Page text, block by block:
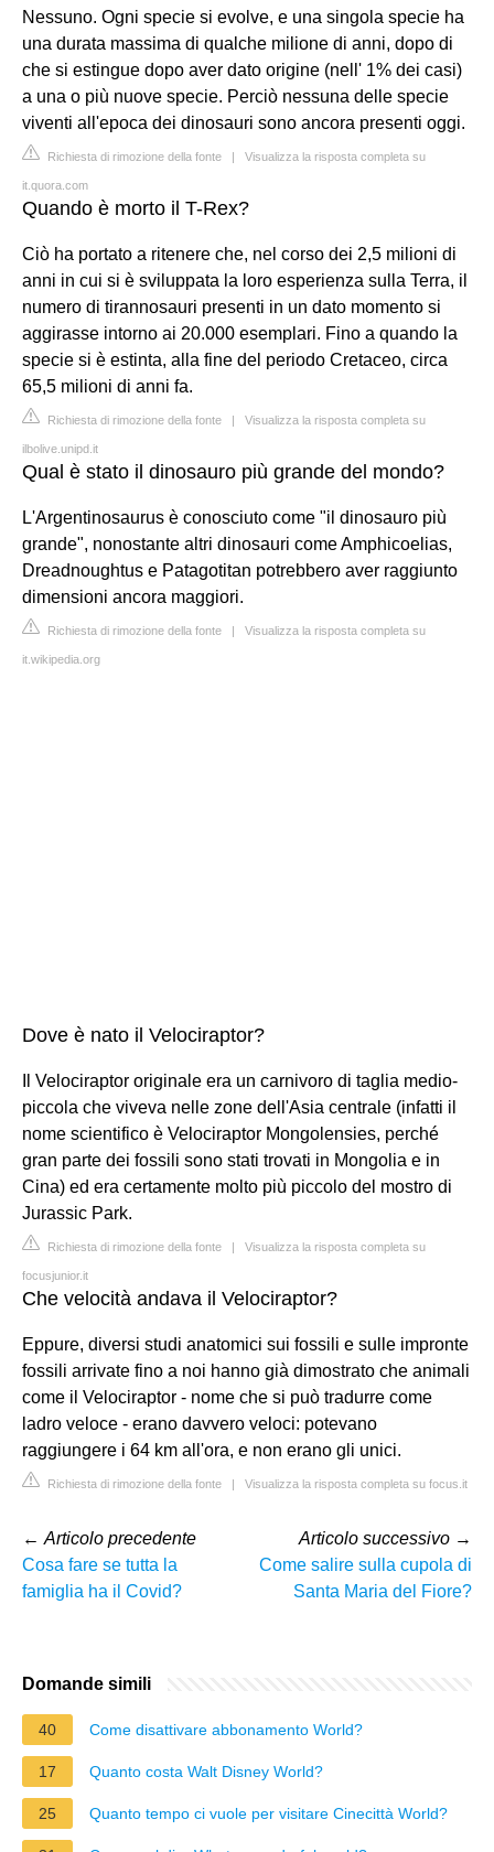
Nessuno. Ogni specie si evolve, e una singola specie ha
una durata massima di qualche milione di anni, dopo di
che si estingue dopo aver dato origine (nell' 1% dei casi)
a una o più nuove specie. Perciò nessuna delle specie
viventi all'epoca dei dinosauri sono ancora presenti oggi.
Richiesta di rimozione della fonte | Visualizza la risposta completa su
it.quora.com
Quando è morto il T-Rex?
Ciò ha portato a ritenere che, nel corso dei 2,5 milioni di
anni in cui si è sviluppata la loro esperienza sulla Terra, il
numero di tirannosauri presenti in un dato momento si
aggirasse intorno ai 20.000 esemplari. Fino a quando la
specie si è estinta, alla fine del periodo Cretaceo, circa
65,5 milioni di anni fa.
Richiesta di rimozione della fonte | Visualizza la risposta completa su
ilbolive.unipd.it
Qual è stato il dinosauro più grande del mondo?
L'Argentinosaurus è conosciuto come "il dinosauro più
grande", nonostante altri dinosauri come Amphicoelias,
Dreadnoughtus e Patagotitan potrebbero aver raggiunto
dimensioni ancora maggiori.
Richiesta di rimozione della fonte | Visualizza la risposta completa su
it.wikipedia.org
Dove è nato il Velociraptor?
Il Velociraptor originale era un carnivoro di taglia medio-
piccola che viveva nelle zone dell'Asia centrale (infatti il
nome scientifico è Velociraptor Mongolensies, perché
gran parte dei fossili sono stati trovati in Mongolia e in
Cina) ed era certamente molto più piccolo del mostro di
Jurassic Park.
Richiesta di rimozione della fonte | Visualizza la risposta completa su
focusjunior.it
Che velocità andava il Velociraptor?
Eppure, diversi studi anatomici sui fossili e sulle impronte
fossili arrivate fino a noi hanno già dimostrato che animali
come il Velociraptor - nome che si può tradurre come
ladro veloce - erano davvero veloci: potevano
raggiungere i 64 km all'ora, e non erano gli unici.
Richiesta di rimozione della fonte | Visualizza la risposta completa su focus.it
← Articolo precedente
Cosa fare se tutta la
famiglia ha il Covid?
Articolo successivo →
Come salire sulla cupola di
Santa Maria del Fiore?
Domande simili
40 Come disattivare abbonamento World?
17 Quanto costa Walt Disney World?
25 Quanto tempo ci vuole per visitare Cinecittà World?